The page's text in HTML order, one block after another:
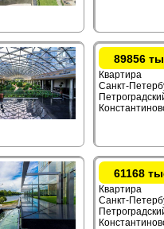
89856
Квартира
Санкт-
61168
Квартира
Санкт-